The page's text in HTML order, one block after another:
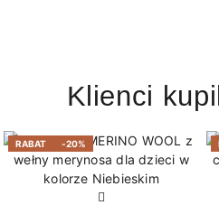
Klienci
RABAT -20%